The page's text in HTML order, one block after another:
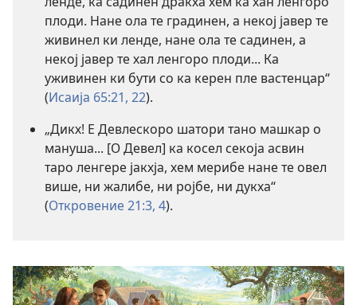
плоди. Нане ола те градинен, а некој јавер те
живинел ки ленде, нане ола те садинен, а
некој јавер те хал ленгоро плоди... Ка
уживинен ки бути со ка керен пле вастенцар“
(Исаија 65:21, 22).
„Дикх! Е Девлескоро шатори тано машкар о
мануша... [О Девел] ка косел секоја асвин
таро ленгере јакхја, хем мерибе нане те овел
више, ни жалибе, ни ројбе, ни дукха“
(Откровение 21:3, 4).